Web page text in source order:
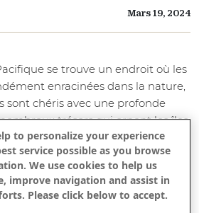
Mars 19, 2024
se trouve un endroit où les
enracinées dans la nature,
sont chéris avec une profonde
trésors qui ornent les îles
occupe une place particulière dans
du peuple hawaïen. De ses
sa signification symbolique, la
l'essence d'Hawaï et sert
du lien avec la terre et son
to personalize your experience
service possible as you browse
We use cookies to help us
improve navigation and assist in
Please click below to accept.